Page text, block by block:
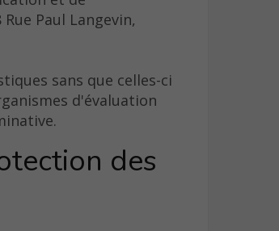
Paul Langevin,
sans que celles-ci
d'évaluation
des